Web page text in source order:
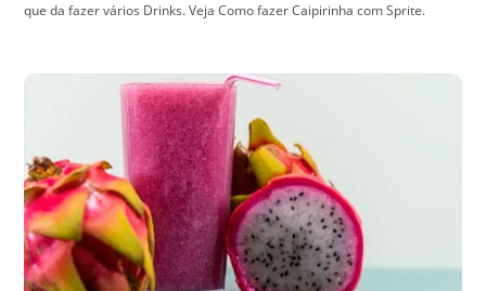
que da fazer vários Drinks. Veja Como fazer Caipirinha com Sprite.